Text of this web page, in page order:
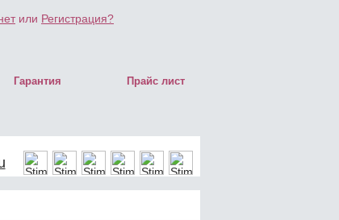
или Регистрация?
Гарантия Прайс лист